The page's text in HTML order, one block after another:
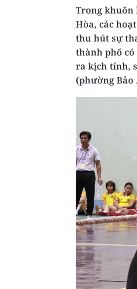
Trong khuôn
Hòa, các
thu hút sự
thành phố có
ra kịch tính,
(phường